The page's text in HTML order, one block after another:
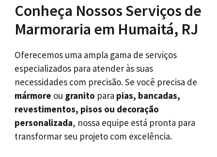
Conheça Nossos Serviços de
Marmoraria em Humaitá, RJ
Oferecemos uma ampla gama de serviços
especializados para atender às suas
necessidades com precisão. Se você precisa de
mármore ou granito para pias, bancadas,
revestimentos, pisos ou decoração
personalizada, nossa equipe está pronta para
transformar seu projeto com excelência.